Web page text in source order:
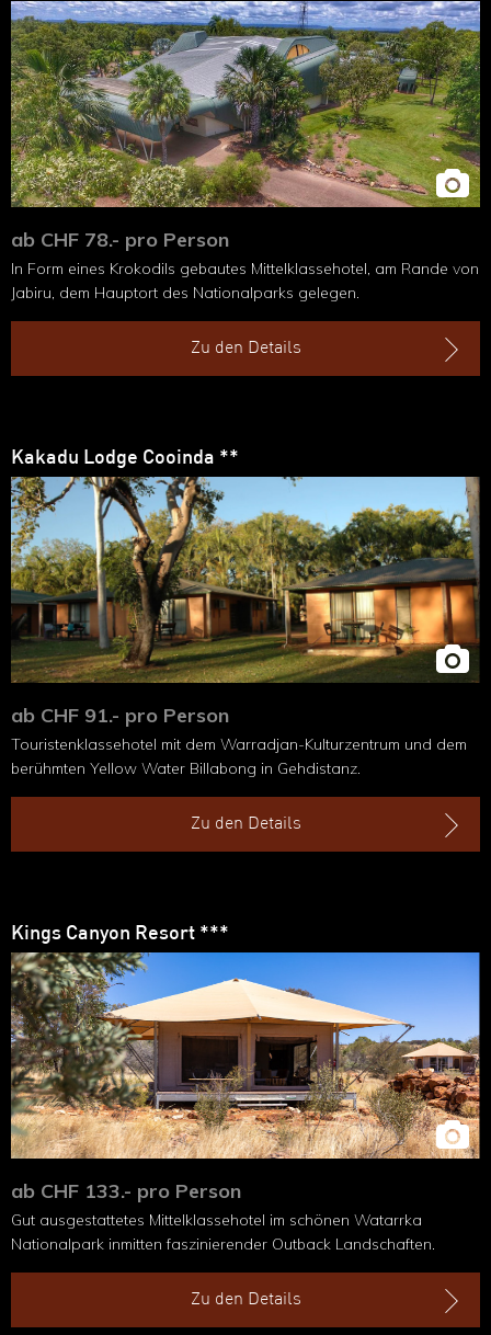
ab CHF 78.- pro Person
In Form eines Krokodils gebautes Mittelklassehotel, am Rande von
Jabiru, dem Hauptort des Nationalparks gelegen.
Zu den Details
Kakadu Lodge Cooinda **
ab CHF 91.- pro Person
Touristenklassehotel mit dem Warradjan-Kulturzentrum und dem
berühmten Yellow Water Billabong in Gehdistanz.
Zu den Details
Kings Canyon Resort ***
ab CHF 133.- pro Person
Gut ausgestattetes Mittelklassehotel im schönen Watarrka
Nationalpark inmitten faszinierender Outback Landschaften.
Zu den Details